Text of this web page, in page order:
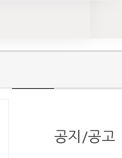
공지/공고